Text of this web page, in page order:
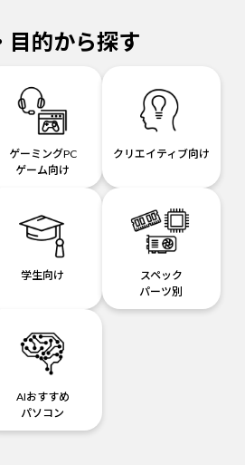
目的から探す
ゲーミングPC
ゲーム向け
クリエイティブ向け
学生向け
スペック
パーツ別
AIおすすめ
パソコン